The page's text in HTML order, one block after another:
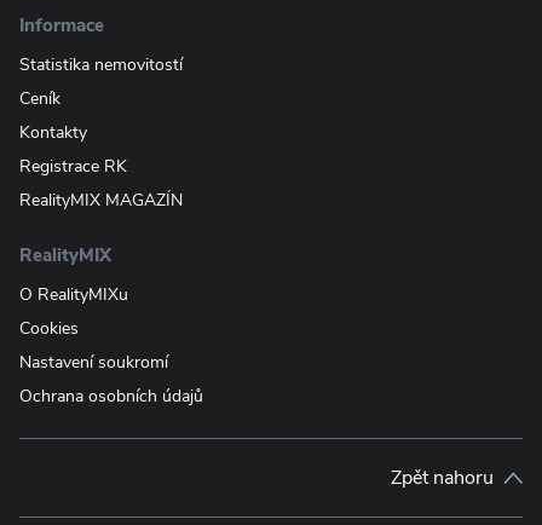
Informace
Statistika nemovitostí
Ceník
Kontakty
Registrace RK
RealityMIX MAGAZÍN
RealityMIX
O RealityMIXu
Cookies
Nastavení soukromí
Ochrana osobních údajů
Zpět nahoru